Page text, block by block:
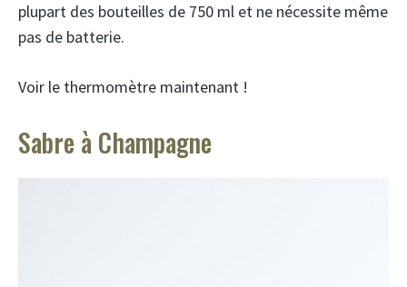
plupart des bouteilles de 750 ml et ne nécessite même
pas de batterie.
Voir le thermomètre maintenant !
Sabre à Champagne